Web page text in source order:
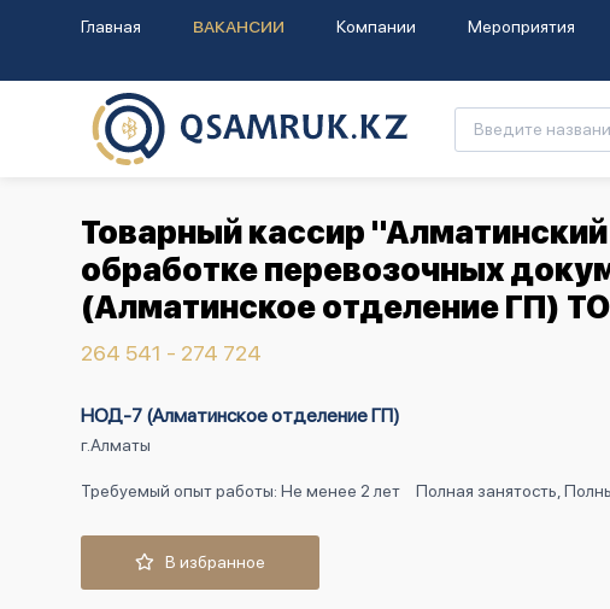
Главная ВАКАНСИИ Компании Мероприятия
Товарный кассир
обработке перевозочных
(Алматинское отделение ГП)
264 541 - 274 724
НОД-7 (Алматинское отделение ГП)
г.Алматы
Требуемый опыт работы: Не менее 2 лет Полная занятость,
В избранное